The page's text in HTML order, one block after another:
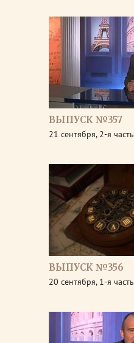
ВЫПУСК №357
21 сентября, 2-я часть
ВЫПУСК №356
20 сентября, 1-я часть